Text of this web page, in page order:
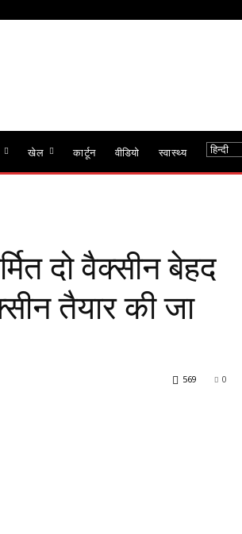
खेल कार्टून वीडियो स्वास्थ्य
दो वैक्‍सीन बेहद
तैयार की जा
0
569